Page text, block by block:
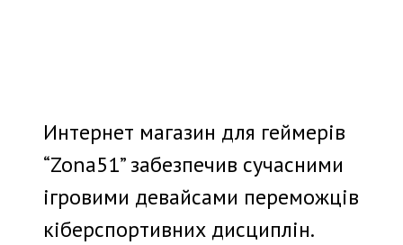
Интернет магазин для геймерів
“Zona51” забезпечив сучасними
ігровими девайсами переможців
кіберспортивних дисциплін.